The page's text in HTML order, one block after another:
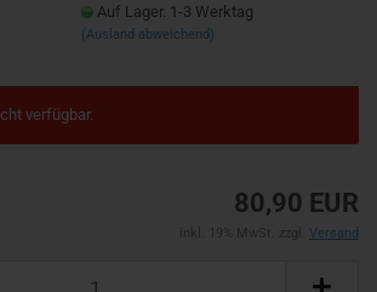
Auf Lager. 1-3 Werktag
(Ausland abweichend)
verfügbar.
80,90 EUR
Versand